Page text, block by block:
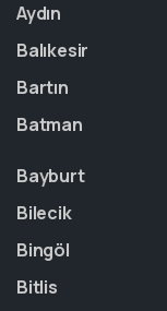
Aydın
Balıkesir
Bartın
Batman
Bayburt
Bilecik
Bingöl
Bitlis